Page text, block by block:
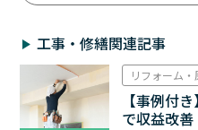
工事・修繕関連記事
リフォーム
【事例付
で収益改